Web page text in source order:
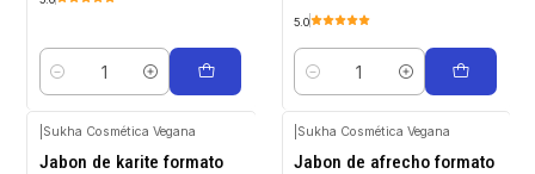
Quantity
5.0
Quantity
-15%
OFF
Sukha Cosmética Vegana
Jabon de karite formato
-15%
OFF
Sukha Cosmética Vegana
Jabon de afrecho formato